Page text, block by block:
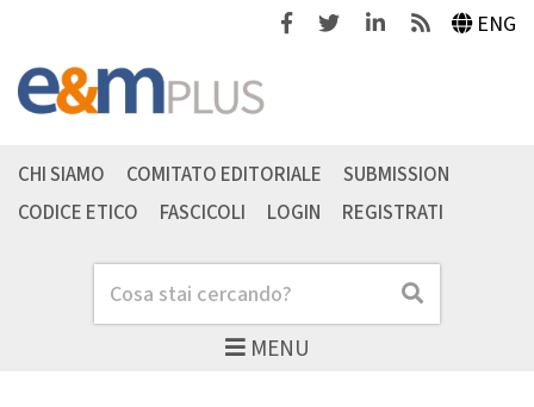
FacebookTwitterLinkedinFeeds ENG
MENU
Cerca Cerca
CHI SIAMO COMITATO EDITORIALE
SUBMISSION
CODICE ETICO
FASCICOLI LOGIN REGISTRATI